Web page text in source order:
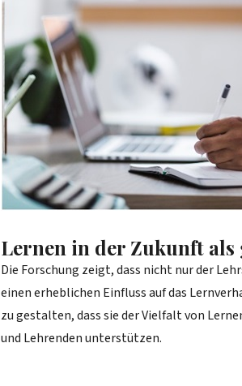
Lernen in der Zukunft
Die Forschung zeigt, dass nicht nur der
einen erheblichen Einfluss auf das
zu gestalten, dass sie der Vielfalt von
und Lehrenden unterstützen.